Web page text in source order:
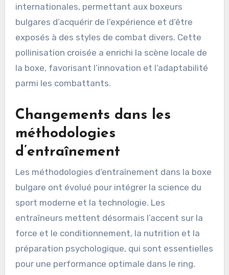
internationales, permettant aux boxeurs
bulgares d’acquérir de l’expérience et d’être
exposés à des styles de combat divers. Cette
pollinisation croisée a enrichi la scène locale de
la boxe, favorisant l’innovation et l’adaptabilité
parmi les combattants.
Changements dans les
méthodologies
d’entraînement
Les méthodologies d’entraînement dans la boxe
bulgare ont évolué pour intégrer la science du
sport moderne et la technologie. Les
entraîneurs mettent désormais l’accent sur la
force et le conditionnement, la nutrition et la
préparation psychologique, qui sont essentielles
pour une performance optimale dans le ring.